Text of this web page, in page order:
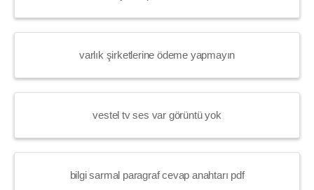
varlık şirketlerine ödeme yapmayın
vestel tv ses var görüntü yok
bilgi sarmal paragraf cevap anahtarı pdf